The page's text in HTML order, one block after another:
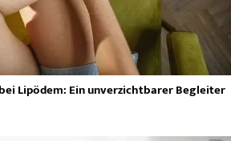
Lipödem: Ein unverzichtbarer Begleiter